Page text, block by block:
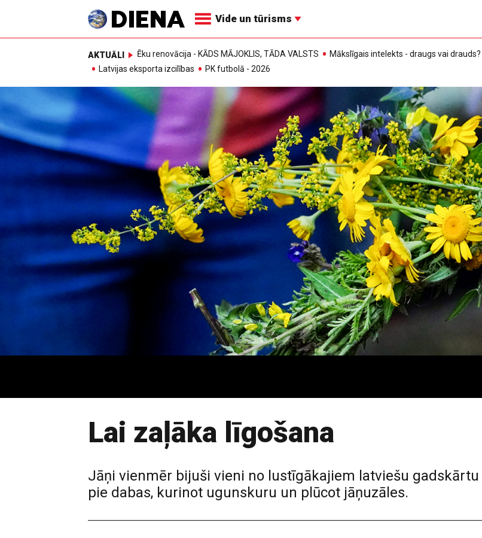
Vide un tūrisms
AKTUĀLI Ēku renovācija - KĀDS MĀJOKLIS, TĀDA VALSTS
Mākslīgais intelekts - draugs vai drauds?
Latvijas eksporta izcilības
PK futbolā - 2026
Lai zaļāka līgošana
Jāņi vienmēr bijuši vieni no lustīgākajiem latviešu
pie dabas, kurinot ugunskuru un plūcot jāņuzāles.